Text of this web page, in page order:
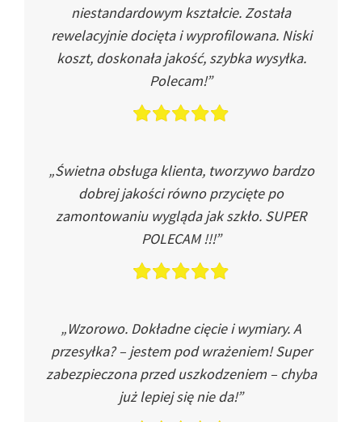
niestandardowym kształcie. Została
rewelacyjnie docięta i wyprofilowana. Niski
koszt, doskonała jakość, szybka wysyłka.
Polecam!”
„Świetna obsługa klienta, tworzywo bardzo
dobrej jakości równo przycięte po
zamontowaniu wygląda jak szkło. SUPER
POLECAM !!!”
„Wzorowo. Dokładne cięcie i wymiary. A
przesyłka? – jestem pod wrażeniem! Super
zabezpieczona przed uszkodzeniem – chyba
już lepiej się nie da!”